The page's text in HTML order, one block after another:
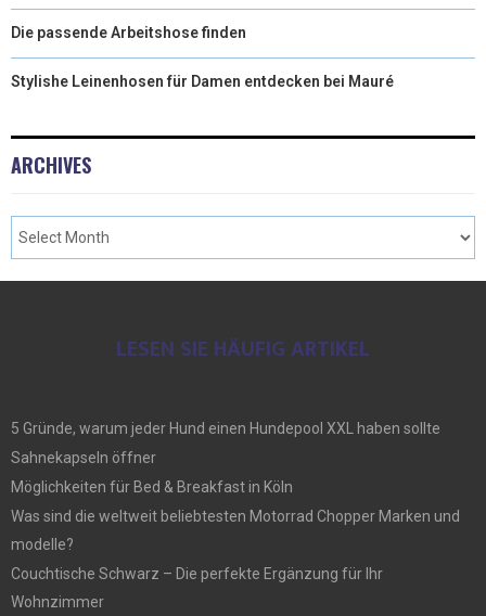
Die passende Arbeitshose finden
Stylishe Leinenhosen für Damen entdecken bei Mauré
ARCHIVES
LESEN SIE HÄUFIG ARTIKEL
5 Gründe, warum jeder Hund einen Hundepool XXL haben sollte
Sahnekapseln öffner
Möglichkeiten für Bed & Breakfast in Köln
Was sind die weltweit beliebtesten Motorrad Chopper Marken und
modelle?
Couchtische Schwarz – Die perfekte Ergänzung für Ihr
Wohnzimmer